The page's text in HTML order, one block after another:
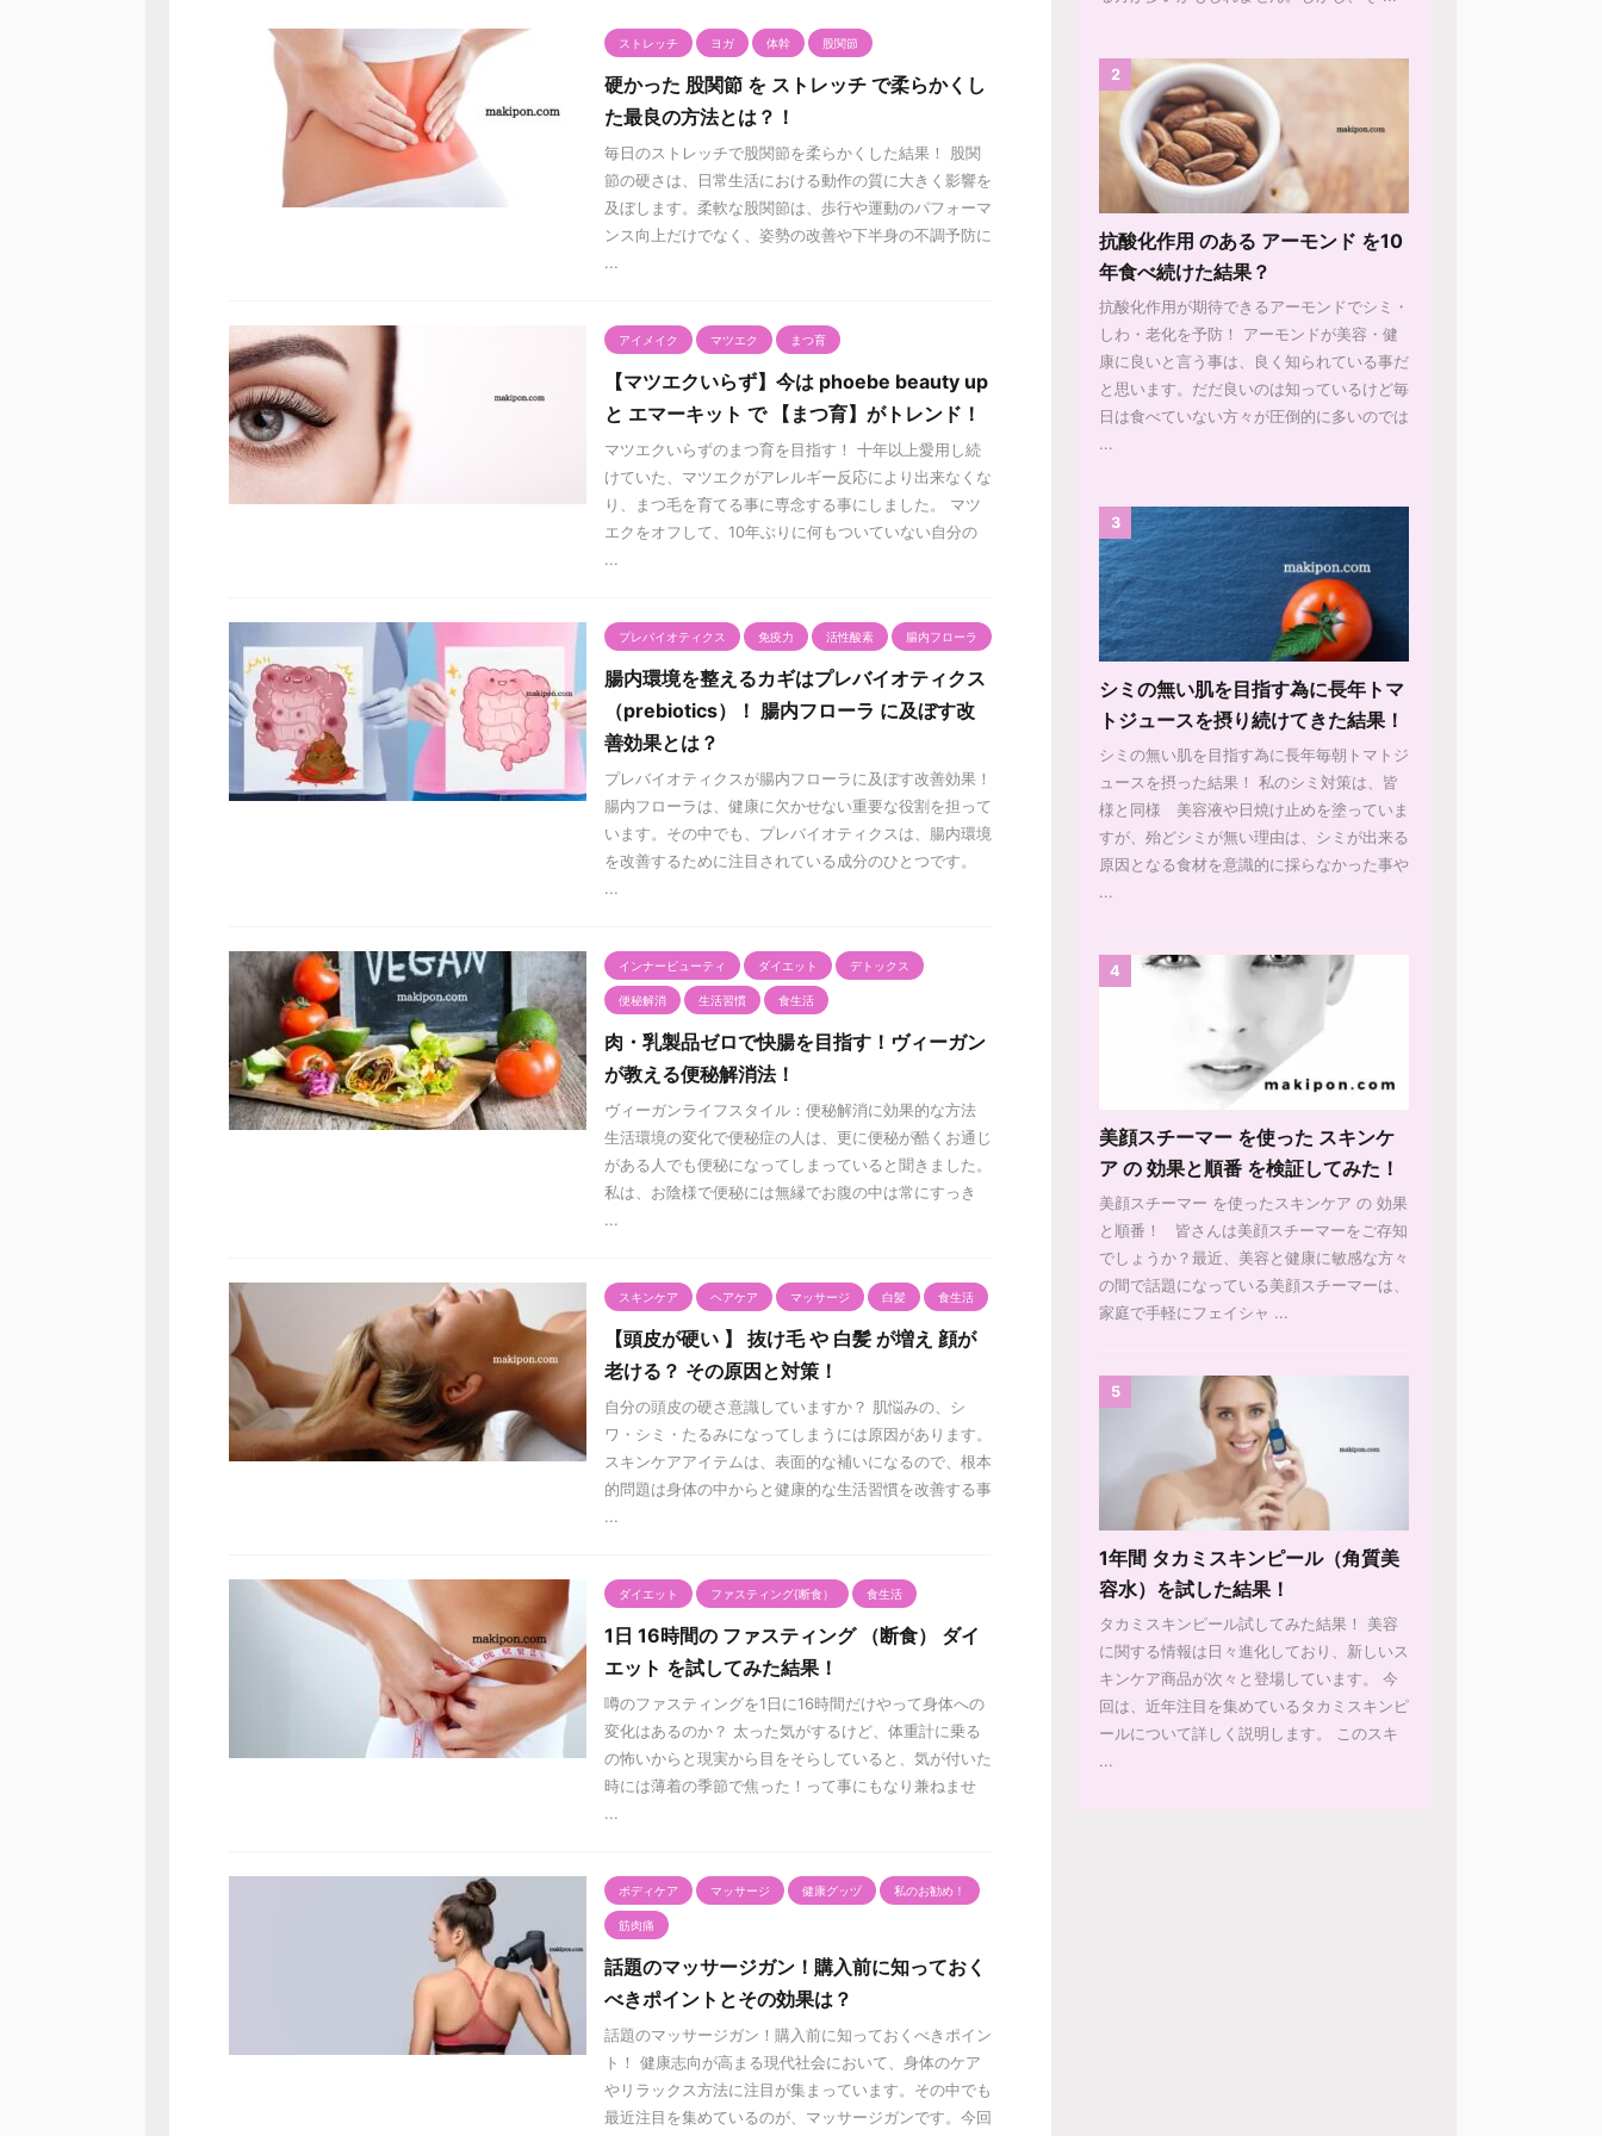
ストレッチ ヨガ 体幹 股関節
硬かった 股関節 を ストレッチ で柔らかくし
た最良の方法とは？！
毎日のストレッチで股関節を柔らかくした結果！ 股関
節の硬さは、日常生活における動作の質に大きく影響を
及ぼします。柔軟な股関節は、歩行や運動のパフォーマ
ンス向上だけでなく、姿勢の改善や下半身の不調予防に
...
アイメイク マツエク まつ育
【マツエクいらず】今は phoebe beauty up
と エマーキット で 【まつ育】がトレンド！
マツエクいらずのまつ育を目指す！ 十年以上愛用し続
けていた、マツエクがアレルギー反応により出来なくな
り、まつ毛を育てる事に専念する事にしました。 マツ
エクをオフして、10年ぶりに何もついていない自分の
...
プレバイオティクス 免疫力 活性酸素 腸内フローラ
腸内環境を整えるカギはプレバイオティクス
（prebiotics）！ 腸内フローラ に及ぼす改
善効果とは？
プレバイオティクスが腸内フローラに及ぼす改善効果！
腸内フローラは、健康に欠かせない重要な役割を担って
います。その中でも、プレバイオティクスは、腸内環境
を改善するために注目されている成分のひとつです。
...
インナービューティ ダイエット デトックス
便秘解消 生活習慣 食生活
肉・乳製品ゼロで快腸を目指す！ヴィーガン
が教える便秘解消法！
ヴィーガンライフスタイル：便秘解消に効果的な方法
生活環境の変化で便秘症の人は、更に便秘が酷くお通じ
がある人でも便秘になってしまっていると聞きました。
私は、お陰様で便秘には無縁でお腹の中は常にすっき
...
スキンケア ヘアケア マッサージ 白髪 食生活
【頭皮が硬い 】 抜け毛 や 白髪 が増え 顔が
老ける？ その原因と対策！
自分の頭皮の硬さ意識していますか？ 肌悩みの、シ
ワ・シミ・たるみになってしまうには原因があります。
スキンケアアイテムは、表面的な補いになるので、根本
的問題は身体の中からと健康的な生活習慣を改善する事
...
ダイエット ファスティング{断食） 食生活
1日 16時間の ファスティング （断食） ダイ
エット を試してみた結果！
噂のファスティングを1日に16時間だけやって身体への
変化はあるのか？ 太った気がするけど、体重計に乗る
の怖いからと現実から目をそらしていると、気が付いた
時には薄着の季節で焦った！って事にもなり兼ねませ
...
ボディケア マッサージ 健康グッヅ 私のお勧め！
筋肉痛
話題のマッサージガン！購入前に知っておく
べきポイントとその効果は？
話題のマッサージガン！購入前に知っておくべきポイン
ト！ 健康志向が高まる現代社会において、身体のケア
やリラックス方法に注目が集まっています。その中でも
最近注目を集めているのが、マッサージガンです。今回
2
抗酸化作用 のある アーモンド を10
年食べ続けた結果？
抗酸化作用が期待できるアーモンドでシミ・
しわ・老化を予防！ アーモンドが美容・健
康に良いと言う事は、良く知られている事だ
と思います。だだ良いのは知っているけど毎
日は食べていない方々が圧倒的に多いのでは
...
3
シミの無い肌を目指す為に長年トマ
トジュースを摂り続けてきた結果！
シミの無い肌を目指す為に長年毎朝トマトジ
ュースを摂った結果！ 私のシミ対策は、皆
様と同様 美容液や日焼け止めを塗っていま
すが、殆どシミが無い理由は、シミが出来る
原因となる食材を意識的に採らなかった事や
...
4
美顔スチーマー を使った スキンケ
ア の 効果と順番 を検証してみた！
美顔スチーマー を使ったスキンケア の 効果
と順番！ 皆さんは美顔スチーマーをご存知
でしょうか？最近、美容と健康に敏感な方々
の間で話題になっている美顔スチーマーは、
家庭で手軽にフェイシャ ...
5
1年間 タカミスキンピール（角質美
容水）を試した結果！
タカミスキンピール試してみた結果！ 美容
に関する情報は日々進化しており、新しいス
キンケア商品が次々と登場しています。 今
回は、近年注目を集めているタカミスキンピ
ールについて詳しく説明します。 このスキ
...